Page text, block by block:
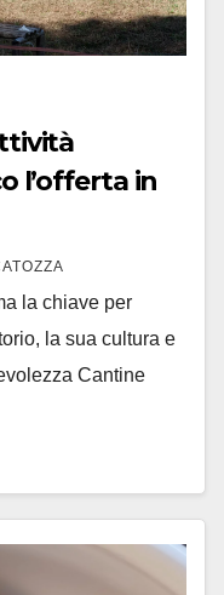
l’offerta in
la chiave per
la sua cultura e
Cantine